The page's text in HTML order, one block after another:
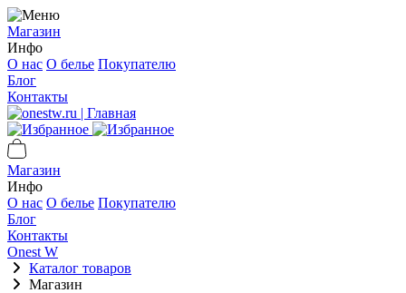
Магазин
Инфо
О нас О белье Покупателю
Блог
Контакты
Магазин
Инфо
О нас О белье Покупателю
Блог
Контакты
Onest W
Каталог товаров
Магазин